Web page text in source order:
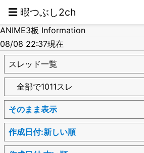
☰ 暇つぶし2ch
ANIME3板 Information
08/08 22:37現在
スレッド一覧
全部で1011スレ
そのまま表示
作成日付:新しい順